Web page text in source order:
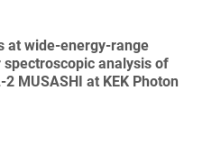
at wide-energy-range
analysis of
MUSASHI at KEK Photon